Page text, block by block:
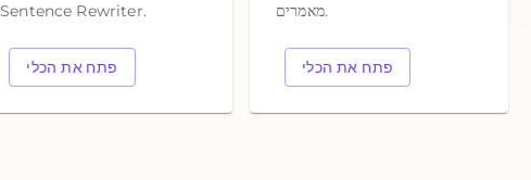
Sentence Rewriter.
פתח את הכלי
מאמרים.
פתח את הכלי